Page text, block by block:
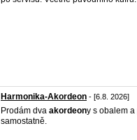
Harmonika-Akordeon - [6.8. 2026]
Prodám dva akordeony s obalem a
samostatně.